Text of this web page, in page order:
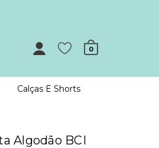
0
Calças E Shorts
Algodão BCI